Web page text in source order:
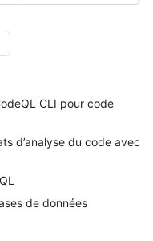
CLI pour code
d’analyse du code avec
de données